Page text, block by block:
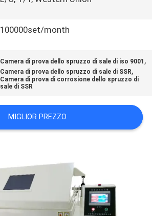
100000set/month
Camera di prova dello spruzzo di sale di iso 9001 ,
Camera di prova dello spruzzo di sale di SSR,
Camera di prova di corrosione dello spruzzo di
sale di SSR
MIGLIOR PREZZO